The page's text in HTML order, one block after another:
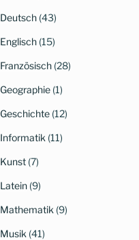
Deutsch (43)
Englisch (15)
Französisch (28)
Geographie (1)
Geschichte (12)
Informatik (11)
Kunst (7)
Latein (9)
Mathematik (9)
Musik (41)